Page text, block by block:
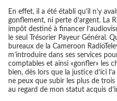
En effet, il a été établi qu’il n’y
gonflement, ni perte d’argent. La
impôt destiné à financer
le seul Trésorier Payeur Général.
bureaux de la Cameroon
m’introduire dans ses services
comptables et ainsi «gonfler» les
bien, dès lors que la justice d’ici
ne peux que subir les plus de trois
au regard de mon statut acquis